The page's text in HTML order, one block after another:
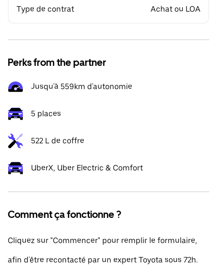
Type de contrat Achat ou LOA
Perks from the partner
Jusqu'à 559km d'autonomie
5 places
522 L de coffre
UberX, Uber Electric & Comfort
Comment ça fonctionne ?
Cliquez sur "Commencer" pour remplir le formulaire,
afin d'être recontacté par un expert Toyota sous 72h.